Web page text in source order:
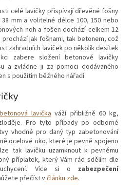
celé lavičky přispívají dřevěné fošny
mm a volitelné délce 100, 150 nebo
noh a fošen dochází celkem 12
jak fošnami, tak betonem, což
zahradních laviček po několik desítek
zabere složení betonové lavičky
a zvládne ji za pomoci dodávaného
s použitím běžného nářadí.
betonová lavička váží přibližně 60 kg,
Pro tyto případy po odborné
vhodné pro daný typ zabetonování
ocelové oko, které je pevně spojeno
tak lavičku uzamknout k pevnému
příplatek, který Vám rád sdělím dle
Více si o
zabezpečení
přečíst včlánku zde.